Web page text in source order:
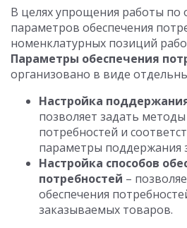
В целях упрощения работы по
параметров обеспечения
номенклатурных позиций
Параметры обеспечения
организовано в виде
Настройка
позволяет задать
потребностей и
параметры поддержания
Настройка способов
потребностей –
обеспечения
заказываемых товаров.